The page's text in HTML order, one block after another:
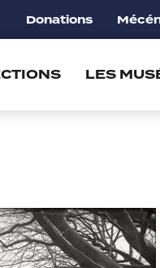
Donations
LES